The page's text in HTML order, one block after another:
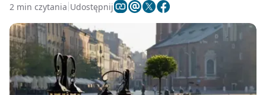
2 min czytania Udostępnij